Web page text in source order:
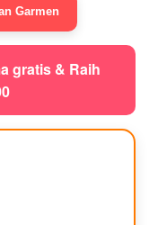
Garmen
gratis & Raih